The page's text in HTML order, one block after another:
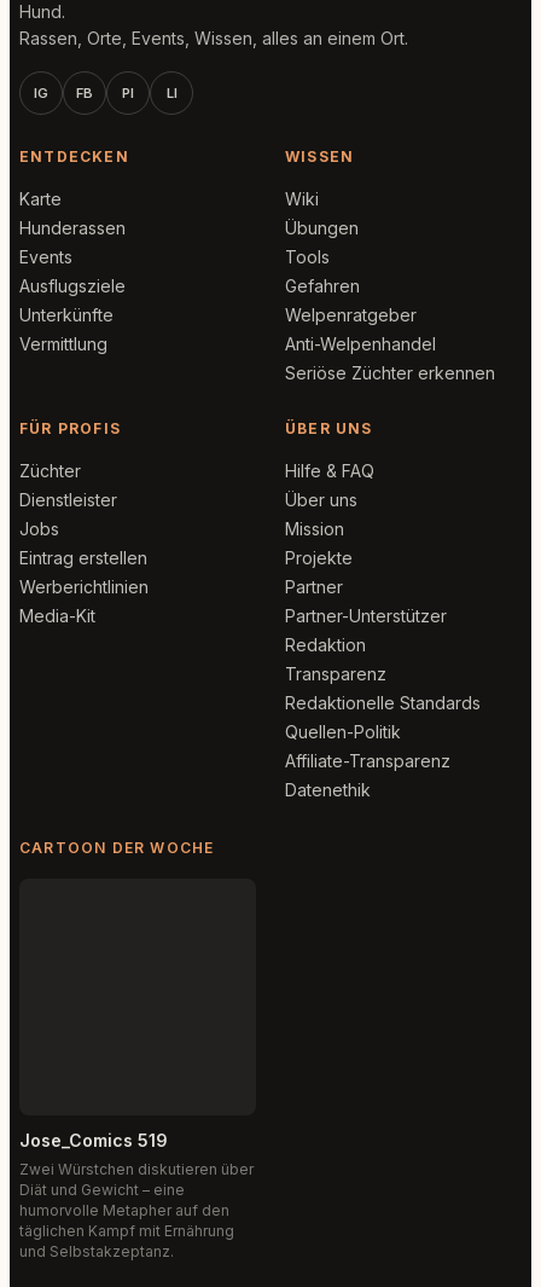
Hund.
Rassen, Orte, Events, Wissen, alles an einem Ort.
IG FB PI LI
ENTDECKEN
Karte
Hunderassen
Events
Ausflugsziele
Unterkünfte
Vermittlung
WISSEN
Wiki
Übungen
Tools
Gefahren
Welpenratgeber
Anti-Welpenhandel
Seriöse Züchter erkennen
FÜR PROFIS
Züchter
Dienstleister
Jobs
Eintrag erstellen
Werberichtlinien
Media-Kit
ÜBER UNS
Hilfe & FAQ
Über uns
Mission
Projekte
Partner
Partner-Unterstützer
Redaktion
Transparenz
Redaktionelle Standards
Quellen-Politik
Affiliate-Transparenz
Datenethik
CARTOON DER WOCHE
Jose_Comics 519
Zwei Würstchen diskutieren über
Diät und Gewicht – eine
humorvolle Metapher auf den
täglichen Kampf mit Ernährung
und Selbstakzeptanz.